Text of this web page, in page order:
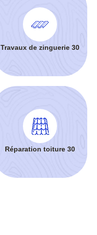
Travaux de zinguerie 30
Réparation toiture 30